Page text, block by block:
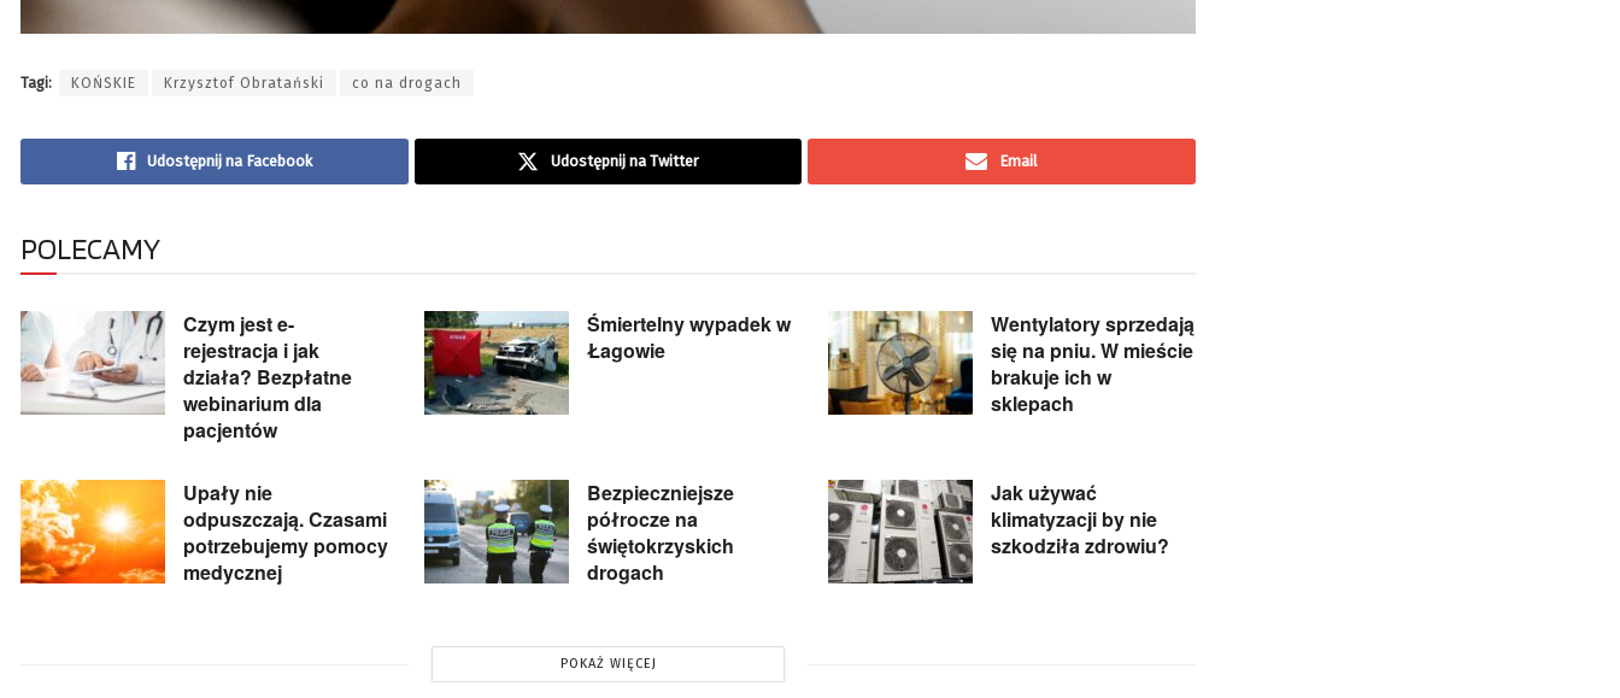
Tagi: KOŃSKIE Krzysztof Obratański co na drogach
Udostępnij na Facebook Udostępnij na Twitter Email
POLECAMY
Czym jest e-
rejestracja i jak
działa? Bezpłatne
webinarium dla
pacjentów
Śmiertelny wypadek w
Łagowie
Wentylatory sprzedają
się na pniu. W mieście
brakuje ich w
sklepach
Upały nie
odpuszczają. Czasami
potrzebujemy pomocy
medycznej
Bezpieczniejsze
półrocze na
świętokrzyskich
drogach
Jak używać
klimatyzacji by nie
szkodziła zdrowiu?
POKAŻ WIĘCEJ